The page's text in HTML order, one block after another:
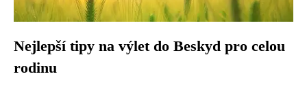
Nejlepší tipy na výlet do Beskyd pro celou
rodinu